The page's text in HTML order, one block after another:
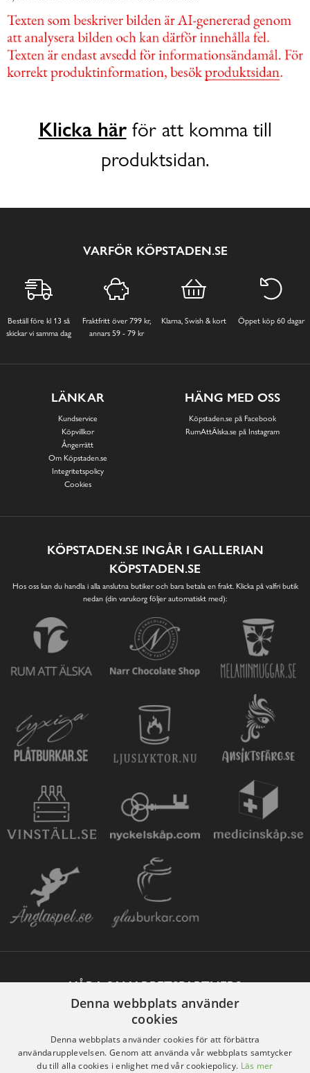
Klicka härför att komma till
produktsidan.
VARFÖR KÖPSTADEN.SE
Beställ före kl 13 så
skickar vi samma dag
Fraktfritt över 799 kr,
annars 59 - 79 kr
Klarna, Swish & kort Öppet köp 60 dagar
LÄNKAR
Kundservice
Köpvillkor
Ångerrätt
Om Köpstaden.se
Integritetspolicy
Cookies
HÄNG MED OSS
Köpstaden.se på Facebook
RumAttÄlska.se på Instagram
KÖPSTADEN.SE INGÅR I GALLERIAN
KÖPSTADEN.SE
Hos oss kan du handla i alla anslutna butiker och bara betala en frakt. Klicka på valfri butik
nedan (din varukorg följer automatiskt med):
VÅRA SAMARBETSPARTNERS
Denna webbplats använder
cookies
Denna webbplats använder cookies för att förbättra
användarupplevelsen. Genom att använda vår webbplats samtycker
du till alla cookies i enlighet med vår cookiepolicy. Läs mer